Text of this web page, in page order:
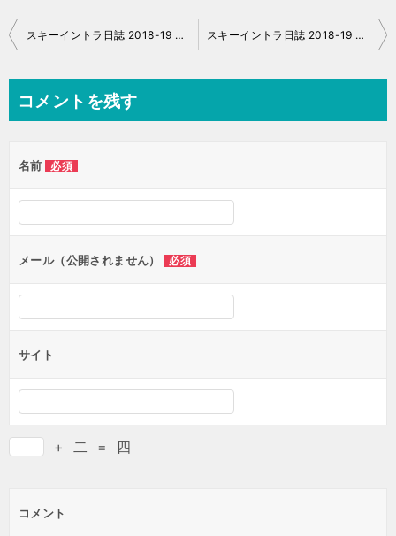
投
ビ
ー
シ
ョ
ン
スキーイントラ日誌 2018-19 No.26 スキーイントラ日誌 2018-19 No.27
コメントを残す
名前 必須
メール（公開されません） 必須
サイト
+ 二 = 四
コメント